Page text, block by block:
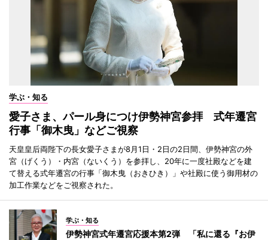
学ぶ・知る
愛子さま、パール身につけ伊勢神宮参拝 式年遷宮
行事「御木曳」などご視察
天皇皇后両陛下の長女愛子さまが8月1日・2日の2日間、伊勢神宮の外
宮（げくう）・内宮（ないくう）を参拝し、20年に一度社殿などを建
て替える式年遷宮の行事「御木曳（おきひき）」や社殿に使う御用材の
加工作業などをご視察された。
学ぶ・知る
伊勢神宮式年遷宮応援本第2弾 「私に還る『お伊